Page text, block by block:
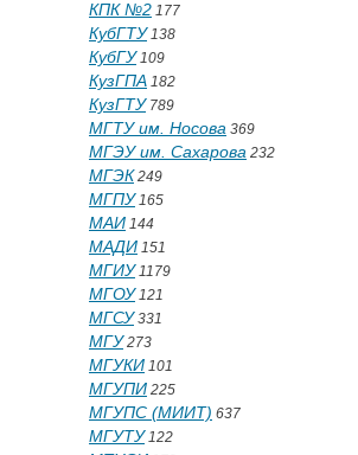
КПК №2 177
КубГТУ138
КубГУ109
КузГПА 182
КузГТУ789
МГТУ им. Носова 369
МГЭУ им. Сахарова 232
МГЭК 249
МГПУ165
МАИ 144
МАДИ 151
МГИУ1179
МГОУ121
МГСУ331
МГУ273
МГУКИ 101
МГУПИ 225
МГУПС (МИИТ) 637
МГУТУ122